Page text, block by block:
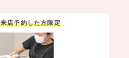
店予約した方限定